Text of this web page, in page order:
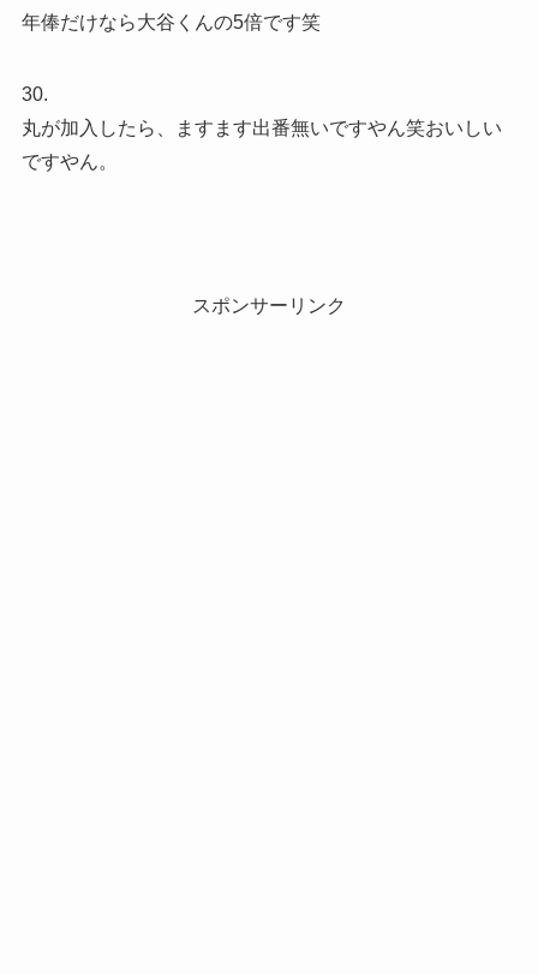
年俸だけなら大谷くんの5倍です笑
30.
丸が加入したら、ますます出番無いですやん笑おいしい
ですやん。
スポンサーリンク